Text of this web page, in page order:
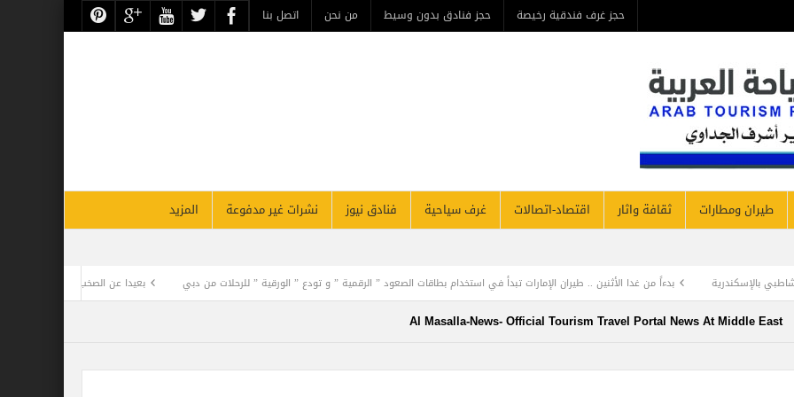
حجز غرف فندقية رخيصة حجز فنادق بدون وسيط من نحن اتصل بنا
طيران ومطارات ثقافة واثار اقتصاد-اتصالات غرف سياحية فنادق نيوز نشرات غير مدفوعة
المزيد
بدءاً من غدا الأثنين .. طيران الإمارات تبدأ في استخدام بطاقات الصعود ” الرقمية ” و تودع ” الورقية ” للرحلات من دبي
بعيدا عن الصخب الإعلامي .. فيلم كليوباترا
Al Masalla-News- Official Tourism Travel Portal News At Middle East